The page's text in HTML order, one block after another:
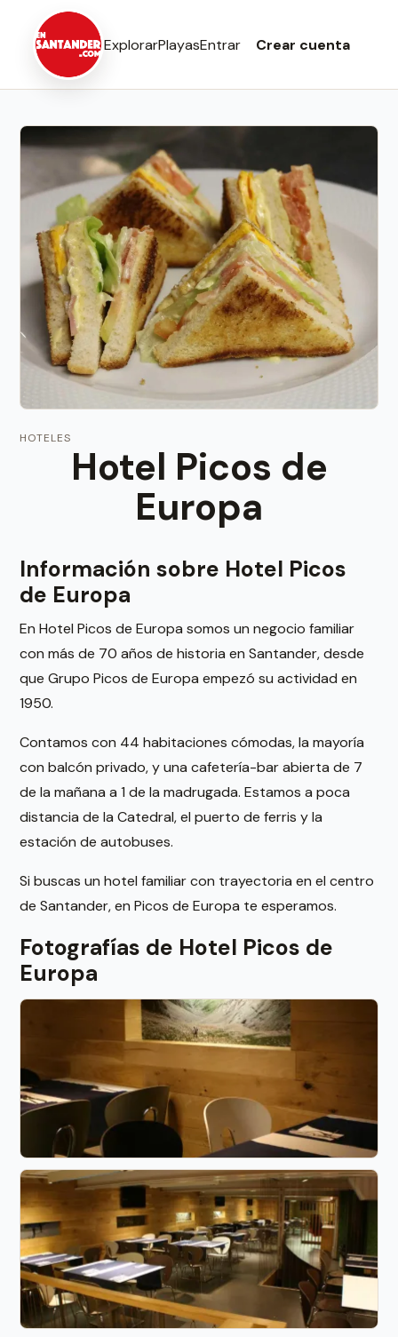
ExplorarPlayasEntrar Crear cuenta
HOTELES
Hotel Picos de
Europa
Información sobre Hotel Picos
de Europa
En Hotel Picos de Europa somos un negocio familiar
con más de 70 años de historia en Santander, desde
que Grupo Picos de Europa empezó su actividad en
1950.
Contamos con 44 habitaciones cómodas, la mayoría
con balcón privado, y una cafetería-bar abierta de 7
de la mañana a 1 de la madrugada. Estamos a poca
distancia de la Catedral, el puerto de ferris y la
estación de autobuses.
Si buscas un hotel familiar con trayectoria en el centro
de Santander, en Picos de Europa te esperamos.
Fotografías de Hotel Picos de
Europa